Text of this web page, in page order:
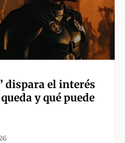
dispara el interés
y qué puede